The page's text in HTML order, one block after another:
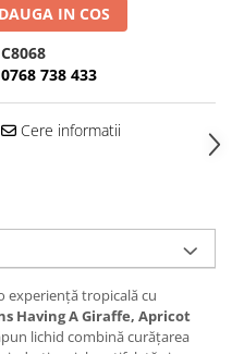
IN COS
C8068
0768 738 433
Cere informatii
experiență tropicală cu
Having A Giraffe, Apricot
lichid combină curățarea